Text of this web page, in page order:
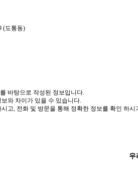
(도통동)
바탕으로 작성된 정보입니다.
와 차이가 있을 수 있습니다.
고, 전화 및 방문을 통해 정확한 정보를 확인 하시
우